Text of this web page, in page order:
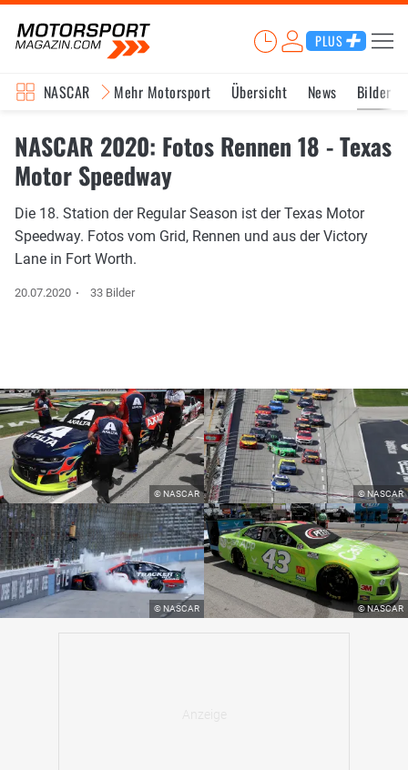
PLUS
NASCAR Mehr Motorsport Übersicht News Bilder
NASCAR 2020: Fotos Rennen 18 - Texas
Motor Speedway
Die 18. Station der Regular Season ist der Texas Motor
Speedway. Fotos vom Grid, Rennen und aus der Victory
Lane in Fort Worth.
20.07.2020 33 Bilder